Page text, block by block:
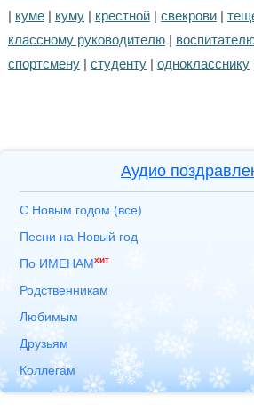
| куме| куму| крестной| свекрови|
классному руководителю|
спортсмену| студенту| однокласснику
Аудио
С Новым годом (все)
Песни на Новый год
По ИМЕНАМхит
Родственникам
Любимым
Друзьям
Коллегам